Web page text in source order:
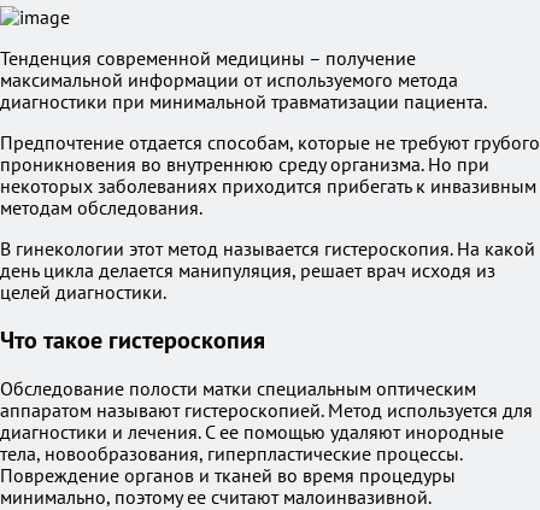
Тенденция современной медицины – получение
максимальной информации от используемого метода
диагностики при минимальной травматизации пациента.
Предпочтение отдается способам, которые не требуют грубого
проникновения во внутреннюю среду организма. Но при
некоторых заболеваниях приходится прибегать к инвазивным
методам обследования.
В гинекологии этот метод называется гистероскопия. На какой
день цикла делается манипуляция, решает врач исходя из
целей диагностики.
Что такое гистероскопия
Обследование полости матки специальным оптическим
аппаратом называют гистероскопией. Метод используется для
диагностики и лечения. С ее помощью удаляют инородные
тела, новообразования, гиперпластические процессы.
Повреждение органов и тканей во время процедуры
минимально, поэтому ее считают малоинвазивной.